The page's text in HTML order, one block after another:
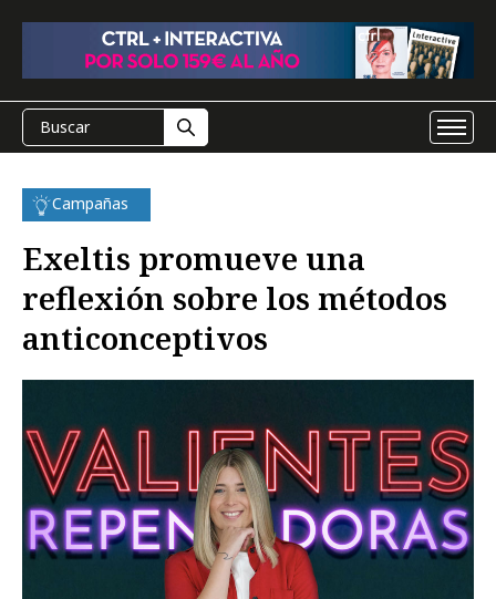
Campañas
Exeltis promueve una
reflexión sobre los métodos
anticonceptivos